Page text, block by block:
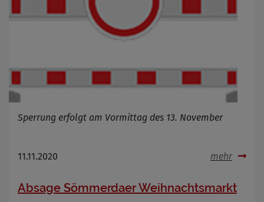
Sperrung erfolgt am Vormittag des 13. November
11.11.2020 mehr
Absage Sömmerdaer Weihnachtsmarkt
Cookie Laufzeit